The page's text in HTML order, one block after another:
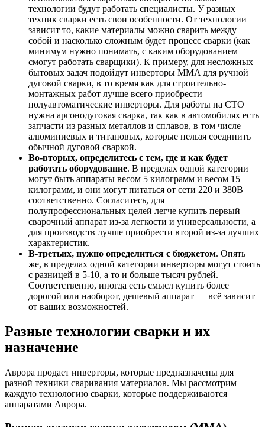
технологии будут работать специалисты. У разных
техник сварки есть свои особенности. От технологии
зависит то, какие материалы можно сварить между
собой и насколько сложным будет процесс сварки (как
минимум нужно понимать, с каким оборудованием
смогут работать сварщики). К примеру, для несложных
бытовых задач подойдут инверторы MMA для ручной
дуговой сварки, в то время как для строительно-
монтажных работ лучше всего приобрести
полуавтоматические инверторы. Для работы на СТО
нужна аргонодуговая сварка, так как в автомобилях есть
запчасти из разных металлов и сплавов, в том числе
алюминиевых и титановых, которые нельзя соединить
обычной дуговой сваркой.
Во-вторых, определитесь с тем, где и как будет
работать оборудование. В пределах одной категории
могут быть аппараты весом 5 килограмм и весом 15
килограмм, и они могут питаться от сети 220 и 380В
соответственно. Согласитесь, для
полупрофессиональных целей легче купить первый
сварочный аппарат из-за легкости и универсальности, а
для производств лучше приобрести второй из-за лучших
характеристик.
В-третьих, нужно определиться с бюджетом. Опять
же, в пределах одной категории инверторы могут стоить
с разницей в 5-10, а то и больше тысяч рублей.
Соответственно, иногда есть смысл купить более
дорогой или наоборот, дешевый аппарат — всё зависит
от ваших возможностей.
Разные технологии сварки и их
назначение
Аврора продает инверторы, которые предназначены для
разной техники сваривания материалов. Мы рассмотрим
каждую технологию сварки, которые поддерживаются
аппаратами Аврора.